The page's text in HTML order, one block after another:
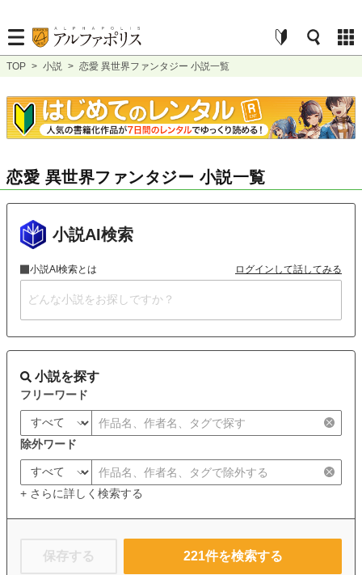
TOP > 小説 > 恋愛 異世界ファンタジー 小説一覧
恋愛 異世界ファンタジー 小説一覧
小説AI検索
小説AI検索とは ログインして話してみる
小説を探す
フリーワード
除外ワード
+ さらに詳しく検索する
保存する 221件を検索する